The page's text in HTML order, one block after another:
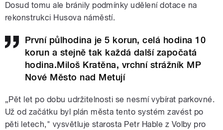
Dosud tomu ale bránily podmínky udělení dotace na
rekonstrukci Husova náměstí.
První půlhodina je 5 korun, celá hodina 10
korun a stejně tak každá další započatá
hodina.Miloš Kratěna, vrchní strážník MP
Nové Město nad Metují
„Pět let po dobu udržitelnosti se nesmí vybírat parkovné.
Už od začátku byl plán města tento systém zavést po
pěti letech," vysvětluje starosta Petr Hable z Volby pro